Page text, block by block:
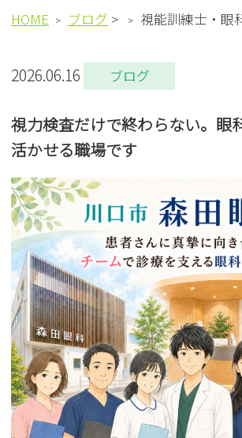
HOME ブログ > 視能訓練士・眼
2026.06.16 ブログ
視力検査だけで終わらない。眼
活かせる職場です